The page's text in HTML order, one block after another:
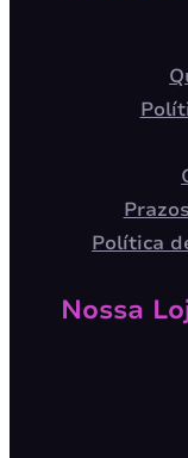
Política
Nossa